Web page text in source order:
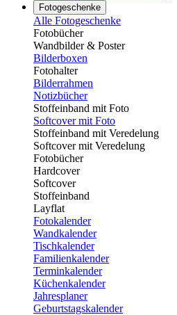
Fotogeschenke
Alle Fotogeschenke
Fotobücher
Wandbilder & Poster
Bilderboxen
Fotohalter
Bilderrahmen
Notizbücher
Stoffeinband mit Foto
Softcover mit Foto
Stoffeinband mit Veredelung
Softcover mit Veredelung
Fotobücher
Hardcover
Softcover
Stoffeinband
Layflat
Fotokalender
Wandkalender
Tischkalender
Familienkalender
Terminkalender
Küchenkalender
Jahresplaner
Geburtstagskalender